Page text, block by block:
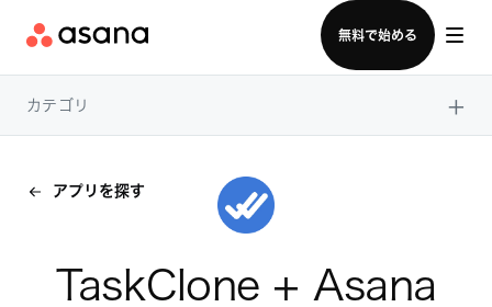
無料で始める
セールスチームに問い合わせる
カテゴリ ×
アプリを探す
TaskClone + Asana